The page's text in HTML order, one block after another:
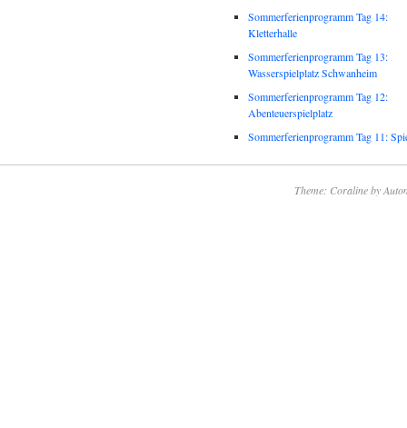
Sommerferienprogramm Tag 14:
Kletterhalle
Sommerferienprogramm Tag 13:
Wasserspielplatz Schwanheim
Sommerferienprogramm Tag 12:
Abenteuerspielplatz
Sommerferienprogramm Tag 11:
Theme: Coraline by